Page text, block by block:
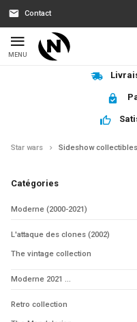
Contact
MENU
Star wars Sideshow collectibles
Catégories
Moderne (2000-2021)
L'attaque des clones (2002)
The vintage collection
Moderne 2021 ...
Retro collection